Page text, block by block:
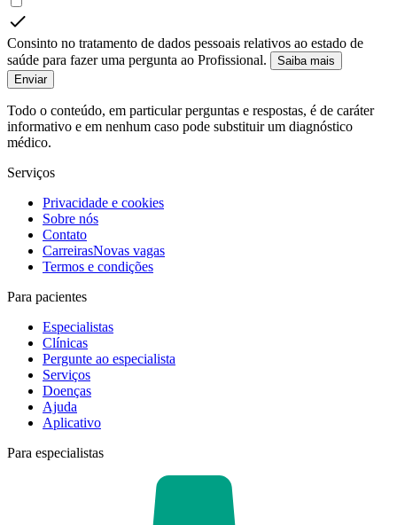
Consinto no tratamento de dados pessoais relativos ao estado de
saúde para fazer uma pergunta ao Profissional.
Saiba mais
Enviar
Todo o conteúdo, em particular perguntas e respostas, é de caráter
informativo e em nenhum caso pode substituir um diagnóstico
médico.
Serviços
Privacidade e cookies
Sobre nós
Contato
CarreirasNovas vagas
Termos e condições
Para pacientes
Especialistas
Clínicas
Pergunte ao especialista
Serviços
Doenças
Ajuda
Aplicativo
Para especialistas